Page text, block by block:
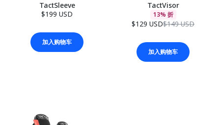
TactSleeve
$199 USD
加入购物车
TactVisor
13% 折
$129 USD$149 USD
加入购物车